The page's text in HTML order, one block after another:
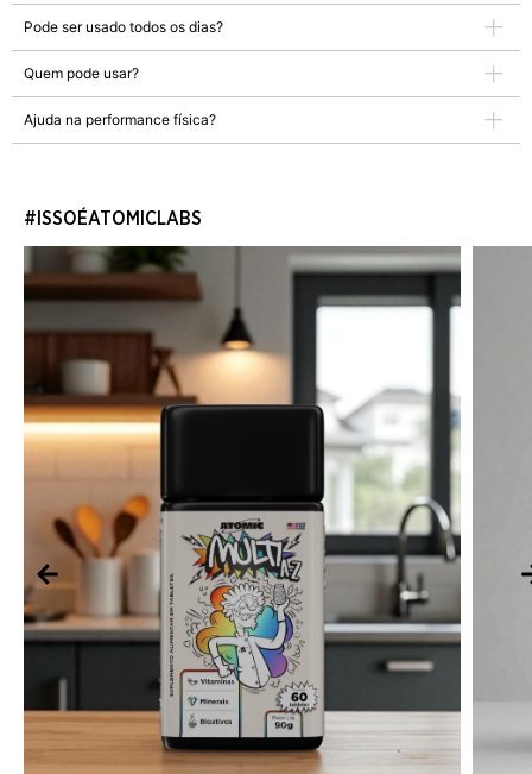
Pode ser usado todos os dias?
Quem pode usar?
Ajuda na performance física?
#ISSOÉATOMICLABS